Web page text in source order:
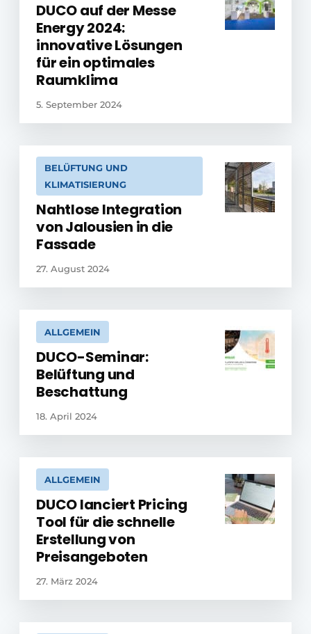
DUCO auf der Messe
Energy 2024:
innovative Lösungen
für ein optimales
Raumklima
5. September 2024
BELÜFTUNG UND
KLIMATISIERUNG
Nahtlose Integration
von Jalousien in die
Fassade
27. August 2024
ALLGEMEIN
DUCO-Seminar:
Belüftung und
Beschattung
18. April 2024
ALLGEMEIN
DUCO lanciert Pricing
Tool für die schnelle
Erstellung von
Preisangeboten
27. März 2024